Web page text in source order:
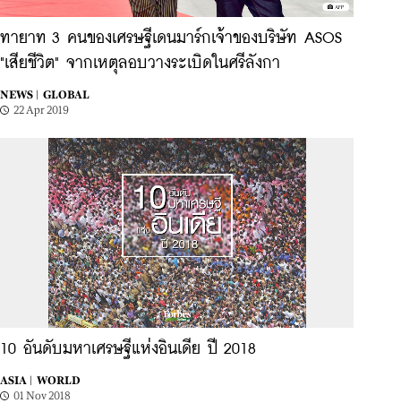
ทายาท 3 คนของเศรษฐีเดนมาร์กเจ้าของบริษัท ASOS
"เสียชีวิต" จากเหตุลอบวางระเบิดในศรีลังกา
NEWS |
GLOBAL
22 Apr 2019
10 อันดับมหาเศรษฐีแห่งอินเดีย ปี 2018
ASIA |
WORLD
01 Nov 2018